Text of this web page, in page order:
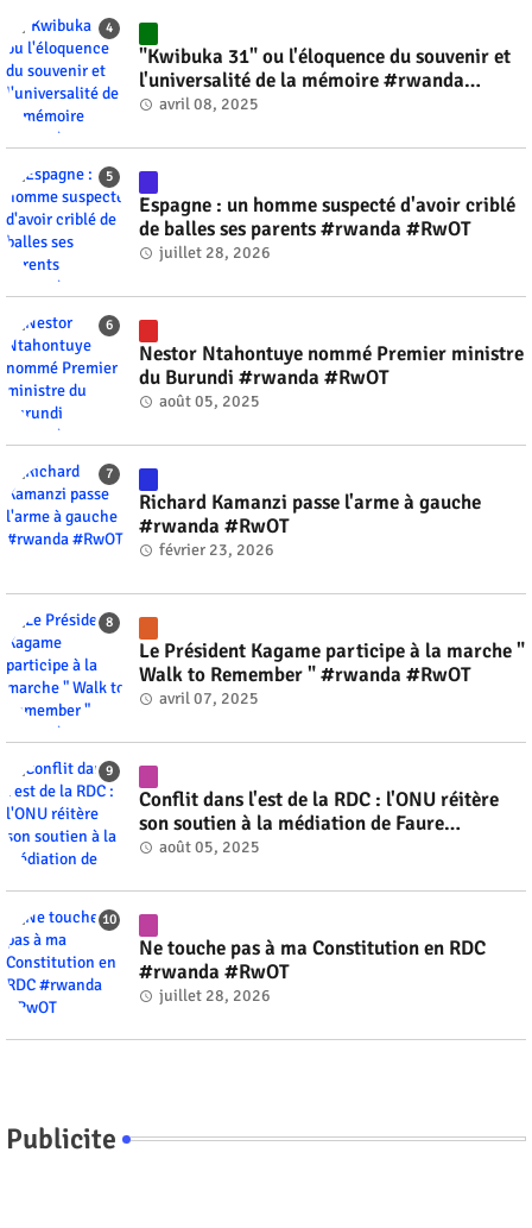
"Kwibuka 31" ou l'éloquence du souvenir et
l'universalité de la mémoire #rwanda
#RwOT
avril 08, 2025
Espagne : un homme suspecté d'avoir criblé
de balles ses parents #rwanda #RwOT
juillet 28, 2026
Nestor Ntahontuye nommé Premier ministre
du Burundi #rwanda #RwOT
août 05, 2025
Richard Kamanzi passe l'arme à gauche
#rwanda #RwOT
février 23, 2026
Le Président Kagame participe à la marche "
Walk to Remember " #rwanda #RwOT
avril 07, 2025
Conflit dans l'est de la RDC : l'ONU réitère
son soutien à la médiation de Faure
Gnassingbé #rwanda #RwOT
août 05, 2025
Ne touche pas à ma Constitution en RDC
#rwanda #RwOT
juillet 28, 2026
Publicite